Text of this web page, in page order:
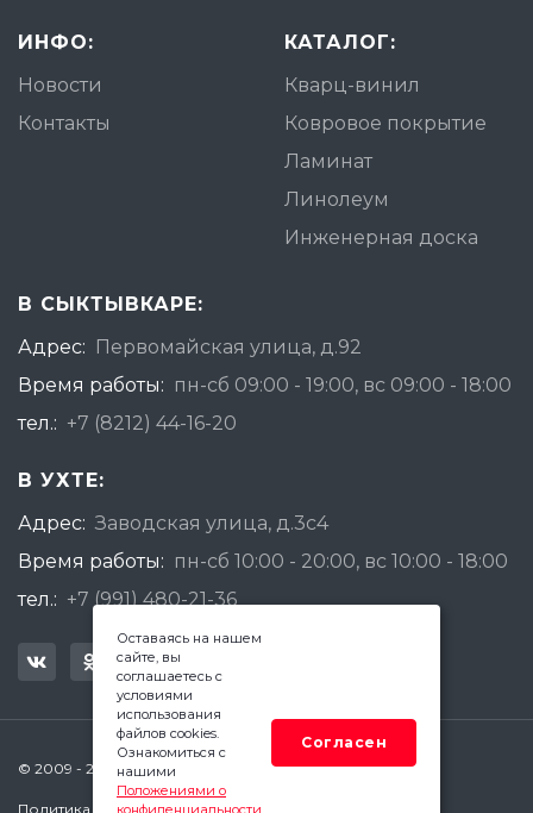
ИНФО:
Новости
Контакты
КАТАЛОГ:
Кварц-винил
Ковровое покрытие
Ламинат
Линолеум
Инженерная доска
В СЫКТЫВКАРЕ:
Адрес: Первомайская улица, д.92
Время работы: пн-сб 09:00 - 19:00, вс 09:00 - 18:00
тел.: +7 (8212) 44-16-20
В УХТЕ:
Адрес: Заводская улица, д.3с4
Время работы: пн-сб 10:00 - 20:00, вс 10:00 - 18:00
тел.: +7 (991) 480-21-36
© 2009 - 2026 Квадратный Метр - Сыктывкар
Политика конфиденциальности
Оставаясь на нашем
сайте, вы
соглашаетесь с
условиями
использования
файлов cookies.
Ознакомиться с
нашими
Положениями о
конфиденциальности
Согласен